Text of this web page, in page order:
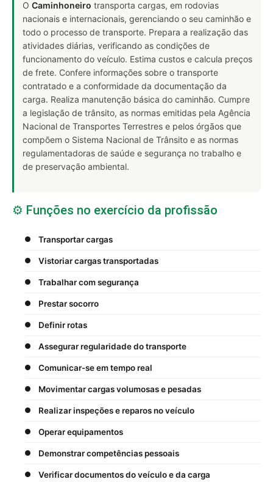
O Caminhoneiro transporta cargas, em rodovias
nacionais e internacionais, gerenciando o seu caminhão e
todo o processo de transporte. Prepara a realização das
atividades diárias, verificando as condições de
funcionamento do veículo. Estima custos e calcula preços
de frete. Confere informações sobre o transporte
contratado e a conformidade da documentação da
carga. Realiza manutenção básica do caminhão. Cumpre
a legislação de trânsito, as normas emitidas pela Agência
Nacional de Transportes Terrestres e pelos órgãos que
compõem o Sistema Nacional de Trânsito e as normas
regulamentadoras de saúde e segurança no trabalho e
de preservação ambiental.
⚙️ Funções no exercício da profissão
Transportar cargas
Vistoriar cargas transportadas
Trabalhar com segurança
Prestar socorro
Definir rotas
Assegurar regularidade do transporte
Comunicar-se em tempo real
Movimentar cargas volumosas e pesadas
Realizar inspeções e reparos no veículo
Operar equipamentos
Demonstrar competências pessoais
Verificar documentos do veículo e da carga